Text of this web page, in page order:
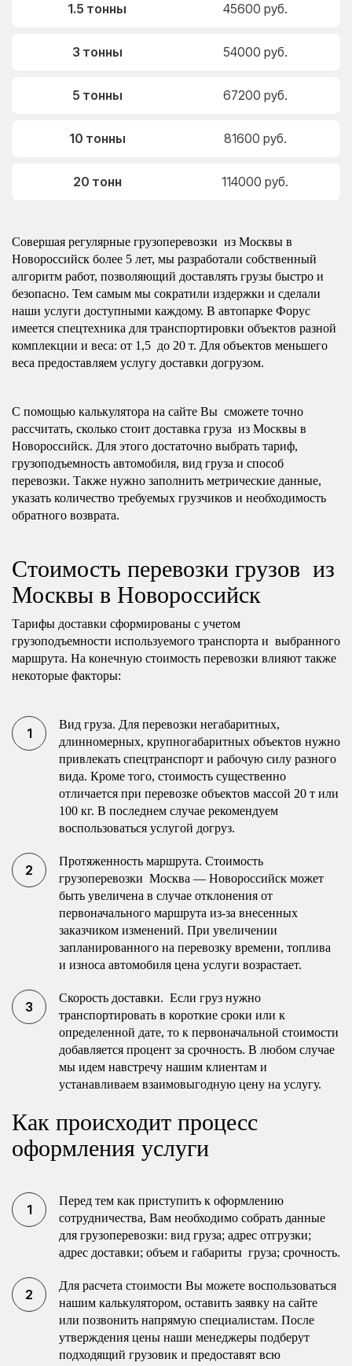
1.5 тонны 45600 руб.
3 тонны 54000 руб.
5 тонны 67200 руб.
10 тонны 81600 руб.
20 тонн 114000 руб.
Совершая регулярные грузоперевозки из Москвы в
Новороссийск более 5 лет, мы разработали собственный
алгоритм работ, позволяющий доставлять грузы быстро и
безопасно. Тем самым мы сократили издержки и сделали
наши услуги доступными каждому. В автопарке Форус
имеется спецтехника для транспортировки объектов разной
комплекции и веса: от 1,5 до 20 т. Для объектов меньшего
веса предоставляем услугу доставки догрузом.
С помощью калькулятора на сайте Вы сможете точно
рассчитать, сколько стоит доставка груза из Москвы в
Новороссийск. Для этого достаточно выбрать тариф,
грузоподъемность автомобиля, вид груза и способ
перевозки. Также нужно заполнить метрические данные,
указать количество требуемых грузчиков и необходимость
обратного возврата.
Стоимость перевозки грузов из
Москвы в Новороссийск
Тарифы доставки сформированы с учетом
грузоподъемности используемого транспорта и выбранного
маршрута. На конечную стоимость перевозки влияют также
некоторые факторы:
Вид груза. Для перевозки негабаритных,
длинномерных, крупногабаритных объектов нужно
привлекать спецтранспорт и рабочую силу разного
вида. Кроме того, стоимость существенно
отличается при перевозке объектов массой 20 т или
100 кг. В последнем случае рекомендуем
воспользоваться услугой догруз.
Протяженность маршрута. Стоимость
грузоперевозки Москва — Новороссийск может
быть увеличена в случае отклонения от
первоначального маршрута из-за внесенных
заказчиком изменений. При увеличении
запланированного на перевозку времени, топлива
и износа автомобиля цена услуги возрастает.
Скорость доставки. Если груз нужно
транспортировать в короткие сроки или к
определенной дате, то к первоначальной стоимости
добавляется процент за срочность. В любом случае
мы идем навстречу нашим клиентам и
устанавливаем взаимовыгодную цену на услугу.
Как происходит процесс
оформления услуги
Перед тем как приступить к оформлению
сотрудничества, Вам необходимо собрать данные
для грузоперевозки: вид груза; адрес отгрузки;
адрес доставки; объем и габариты груза; срочность.
Для расчета стоимости Вы можете воспользоваться
нашим калькулятором, оставить заявку на сайте
или позвонить напрямую специалистам. После
утверждения цены наши менеджеры подберут
подходящий грузовик и предоставят всю